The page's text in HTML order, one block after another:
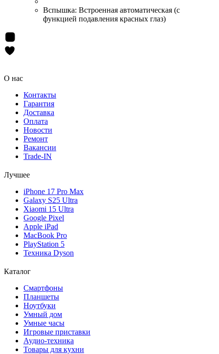
Вспышка: Встроенная автоматическая (с
функцией подавления красных глаз)
О нас
Контакты
Гарантия
Доставка
Оплата
Новости
Ремонт
Вакансии
Trade-IN
Лучшее
iPhone 17 Pro Max
Galaxy S25 Ultra
Xiaomi 15 Ultra
Google Pixel
Apple iPad
MacBook Pro
PlayStation 5
Техника Dyson
Каталог
Смартфоны
Планшеты
Ноутбуки
Умный дом
Умные часы
Игровые приставки
Аудио-техника
Товары для кухни